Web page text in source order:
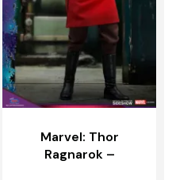
Marvel: Thor
Ragnarok –